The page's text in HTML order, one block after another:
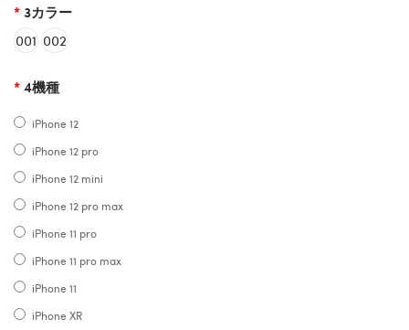
3カラー
001 002
4機種
iPhone 12
iPhone 12 pro
iPhone 12 mini
iPhone 12 pro max
iPhone 11 pro
iPhone 11 pro max
iPhone 11
iPhone XR